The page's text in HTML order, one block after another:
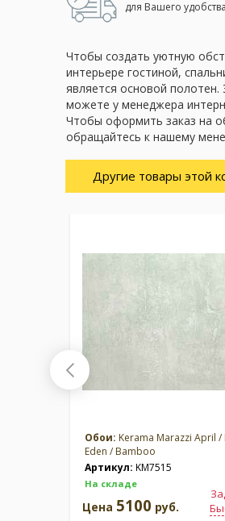
для Вашего удобства
Чтобы создать уютную
интерьере гостиной,
является основой
можете у менеджера
Чтобы оформить заказ на
обращайтесь к нашему
Другие товары этой
Обои: Kerama Marazzi April
Eden / Bamboo
Артикул: KM7515
На складе
Цена 5100 руб.